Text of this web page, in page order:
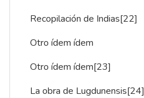
Recopilación de Indias[22]
Otro ídem ídem
Otro ídem ídem[23]
La obra de Lugdunensis[24]